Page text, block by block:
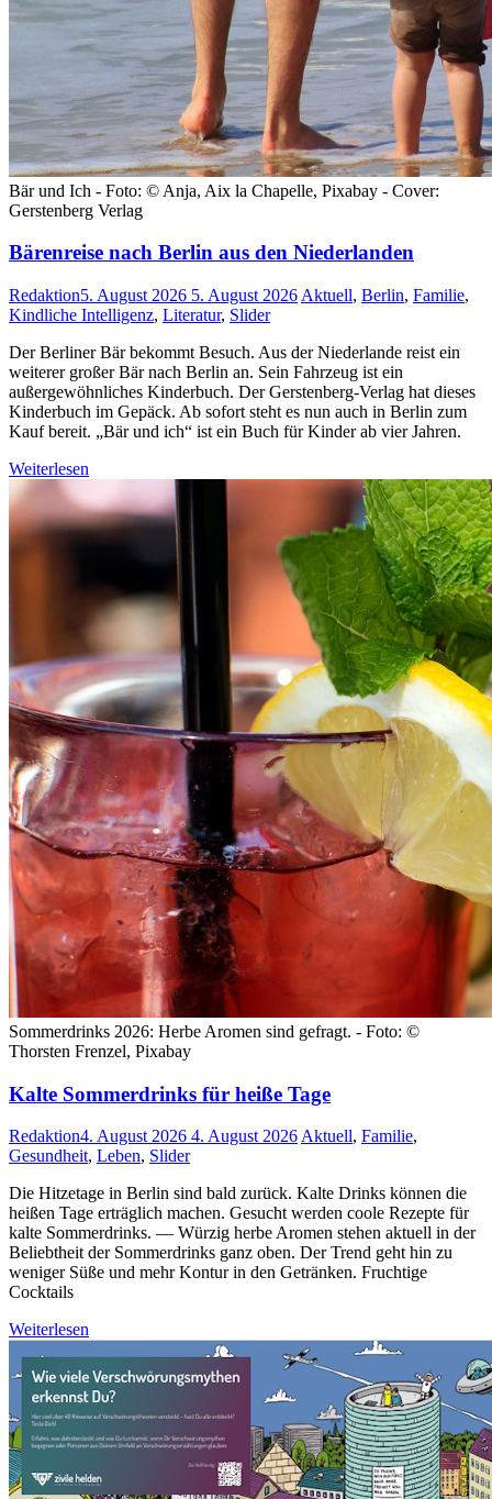
Bär und Ich - Foto: © Anja, Aix la Chapelle, Pixabay - Cover:
Gerstenberg Verlag
Bärenreise nach Berlin aus den Niederlanden
Redaktion5. August 2026 5. August 2026 Aktuell, Berlin, Familie,
Kindliche Intelligenz, Literatur, Slider
Der Berliner Bär bekommt Besuch. Aus der Niederlande reist ein
weiterer großer Bär nach Berlin an. Sein Fahrzeug ist ein
außergewöhnliches Kinderbuch. Der Gerstenberg-Verlag hat dieses
Kinderbuch im Gepäck. Ab sofort steht es nun auch in Berlin zum
Kauf bereit. „Bär und ich“ ist ein Buch für Kinder ab vier Jahren.
Weiterlesen
Sommerdrinks 2026: Herbe Aromen sind gefragt. - Foto: ©
Thorsten Frenzel, Pixabay
Kalte Sommerdrinks für heiße Tage
Redaktion4. August 2026 4. August 2026Aktuell, Familie,
Gesundheit, Leben, Slider
Die Hitzetage in Berlin sind bald zurück. Kalte Drinks können die
heißen Tage erträglich machen. Gesucht werden coole Rezepte für
kalte Sommerdrinks. — Würzig herbe Aromen stehen aktuell in der
Beliebtheit der Sommerdrinks ganz oben. Der Trend geht hin zu
weniger Süße und mehr Kontur in den Getränken. Fruchtige
Cocktails
Weiterlesen